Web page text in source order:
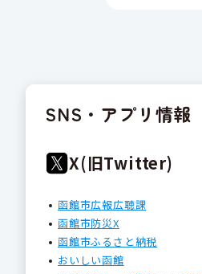
SNS・アプリ情報
X(旧Twitter)
函館市広報広聴課
函館市防災X
函館市ふるさと納税
おいしい函館